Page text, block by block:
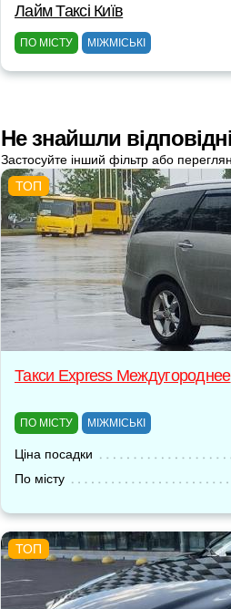
Лайм Таксі Київ
ПО МІСТУ МІЖМІСЬКІ
Не знайшли
Застосуйте інший фільтр або
Такси Express Междугороднее
ПО МІСТУ МІЖМІСЬКІ
Ціна посадки
По місту